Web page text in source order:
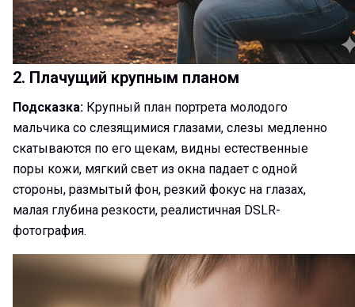
2. Плачущий крупным планом
Подсказка: Крупный план портрета молодого
мальчика со слезящимися глазами, слезы медленно
скатываются по его щекам, видны естественные
поры кожи, мягкий свет из окна падает с одной
стороны, размытый фон, резкий фокус на глазах,
малая глубина резкости, реалистичная DSLR-
фотография.